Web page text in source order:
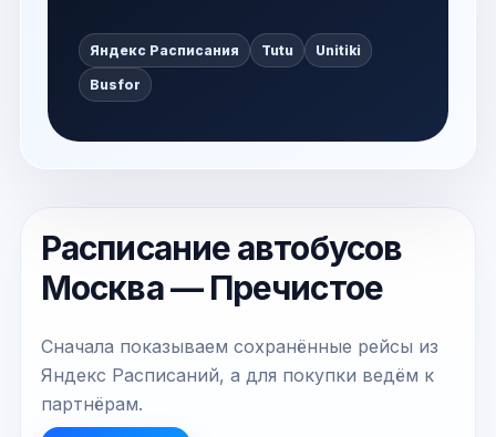
Яндекс Расписания Tutu Unitiki
Busfor
Расписание автобусов
Москва — Пречистое
Сначала показываем сохранённые рейсы из
Яндекс Расписаний, а для покупки ведём к
партнёрам.